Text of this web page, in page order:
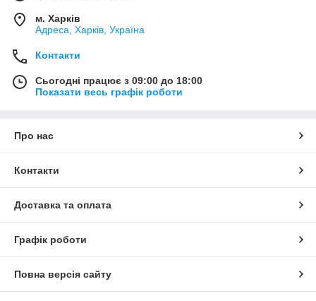
м. Харків
Адреса, Харків, Україна
Контакти
Сьогодні працює з 09:00 до 18:00
Показати весь графік роботи
Про нас
Контакти
Доставка та оплата
Графік роботи
Повна версія сайту